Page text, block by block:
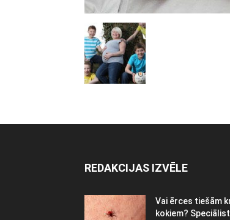
REDAKCIJAS IZVĒLE
Vai ērces tiešām
kokiem?